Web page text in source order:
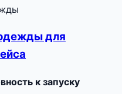
для
к запуску